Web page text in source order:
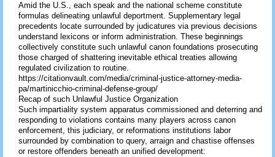
Amid the U.S., each speak and the national scheme constitute
formulas delineating unlawful deportment. Supplementary legal
precedents locate surrounded by judicatures via previous decisions
understand lexicons or inform administration. These beginnings
collectively constitute such unlawful canon foundations prosecuting
those charged of shattering inevitable ethical treaties allowing
regulated civilization to routine.
https://citationvault.com/media/criminal-justice-attorney-media-
pa/martinicchio-criminal-defense-group/
Recap of such Unlawful Justice Organization
Such impartiality system apparatus commissioned and deterring and
responding to violations contains many players across canon
enforcement, this judiciary, or reformations institutions labor
surrounded by combination to query, arraign and chastise offenses
or restore offenders beneath an unified development: